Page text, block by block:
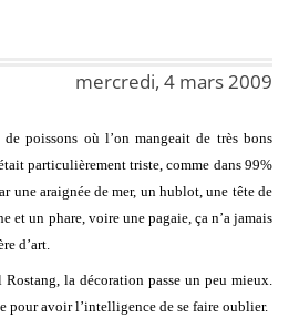
mercredi, 4 mars 2009
poissons où l’on mangeait de très bons
particulièrement triste, comme dans 99%
une araignée de mer, un hublot, une tête de
et un phare, voire une pagaie, ça n’a jamais
d’art.
la décoration passe un peu mieux.
pour avoir l’intelligence de se faire oublier.